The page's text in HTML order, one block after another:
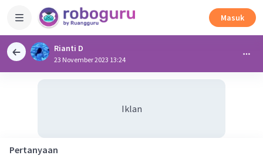
Masuk
Rianti D
23 November 2023 13:24
Iklan
Pertanyaan